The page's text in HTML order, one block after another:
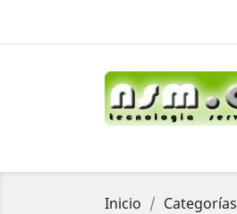
Inicio Categorías